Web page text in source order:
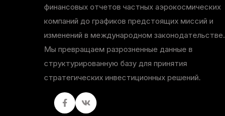
финансовых отчетов частных аэрокосмических
компаний до графиков предстоящих миссий и
изменений в международном законодательстве.
Мы превращаем разрозненные данные в
структурированную базу для принятия
стратегических инвестиционных решений.
FacebookвКонтакте